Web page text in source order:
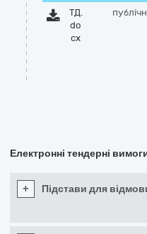
ТД.
do
cx
Електронні тендерні
+ Підстави для